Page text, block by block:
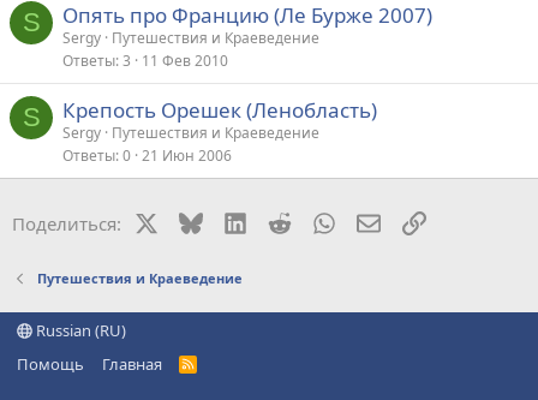
S Опять про Францию (Ле Бурже 2007)
Sergy Путешествия и Краеведение
Ответы 3 11 Фев 2010
S Крепость Орешек (Ленобласть)
Sergy Путешествия и Краеведение
Ответы 0 21 Июн 2006
Поделиться: BlueskyLinkedIn
RedditWhatsAppЭлектронная
Ссылка
Путешествия и Краеведение
Russian (RU)
Помощь
Главная
R